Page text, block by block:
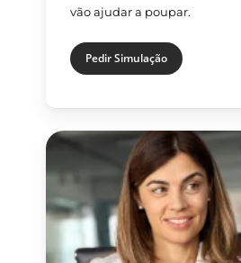
vão ajudar a poupar.
Pedir Simulação